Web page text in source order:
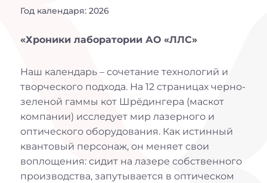
Год календаря: 2026
«Хроники лаборатории АО «ЛЛС»
Наш календарь – сочетание технологий и
творческого подхода. На 12 страницах черно-
зеленой гаммы кот Шрёдингера (маскот
компании) исследует мир лазерного и
оптического оборудования. Как истинный
квантовый персонаж, он меняет свои
воплощения: сидит на лазере собственного
производства, запутывается в оптическом